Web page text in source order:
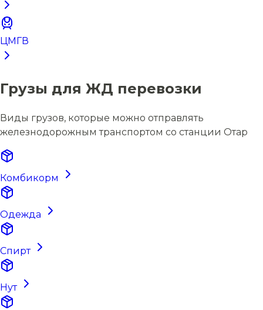
ЦМГВ
Грузы для ЖД перевозки
Виды грузов, которые можно отправлять
железнодорожным транспортом со станции Отар
Комбикорм
Одежда
Спирт
Нут